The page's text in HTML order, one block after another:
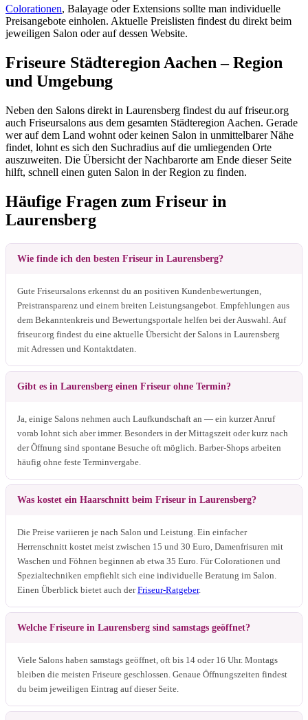
Colorationen, Balayage oder Extensions sollte man individuelle
Preisangebote einholen. Aktuelle Preislisten findest du direkt beim
jeweiligen Salon oder auf dessen Website.
Friseure Städteregion Aachen – Region
und Umgebung
Neben den Salons direkt in Laurensberg findest du auf friseur.org
auch Friseursalons aus dem gesamten Städteregion Aachen. Gerade
wer auf dem Land wohnt oder keinen Salon in unmittelbarer Nähe
findet, lohnt es sich den Suchradius auf die umliegenden Orte
auszuweiten. Die Übersicht der Nachbarorte am Ende dieser Seite
hilft, schnell einen guten Salon in der Region zu finden.
Häufige Fragen zum Friseur in
Laurensberg
Wie finde ich den besten Friseur in Laurensberg?
Gute Friseursalons erkennst du an positiven Kundenbewertungen,
Preistransparenz und einem breiten Leistungsangebot. Empfehlungen aus
dem Bekanntenkreis und Bewertungsportale helfen bei der Auswahl. Auf
friseur.org findest du eine aktuelle Übersicht der Salons in Laurensberg
mit Adressen und Kontaktdaten.
Gibt es in Laurensberg einen Friseur ohne Termin?
Ja, einige Salons nehmen auch Laufkundschaft an — ein kurzer Anruf
vorab lohnt sich aber immer. Besonders in der Mittagszeit oder kurz nach
der Öffnung sind spontane Besuche oft möglich. Barber-Shops arbeiten
häufig ohne feste Terminvergabe.
Was kostet ein Haarschnitt beim Friseur in Laurensberg?
Die Preise variieren je nach Salon und Leistung. Ein einfacher
Herrenschnitt kostet meist zwischen 15 und 30 Euro, Damenfrisuren mit
Waschen und Föhnen beginnen ab etwa 35 Euro. Für Colorationen und
Spezialtechniken empfiehlt sich eine individuelle Beratung im Salon.
Einen Überblick bietet auch derFriseur-Ratgeber.
Welche Friseure in Laurensberg sind samstags geöffnet?
Viele Salons haben samstags geöffnet, oft bis 14 oder 16 Uhr. Montags
bleiben die meisten Friseure geschlossen. Genaue Öffnungszeiten findest
du beim jeweiligen Eintrag auf dieser Seite.